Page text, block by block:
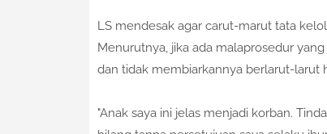
​LS mendesak agar carut-marut tata
Menurutnya, jika ada malaprosedur
dan tidak membiarkannya berlarut-larut
​"Anak saya ini jelas menjadi korban.